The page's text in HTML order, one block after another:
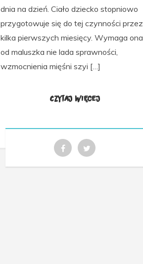
dnia na dzień. Ciało dziecko stopniowo
przygotowuje się do tej czynności przez
kilka pierwszych miesięcy. Wymaga ona
od maluszka nie lada sprawności,
wzmocnienia mięśni szyi […]
Czytaj więcej